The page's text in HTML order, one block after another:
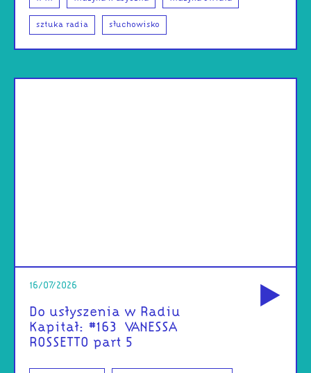
sztuka radia słuchowisko
16/07/2026
Do usłyszenia w Radiu
Kapitał: #163 | VANESSA
ROSSETTO part 5